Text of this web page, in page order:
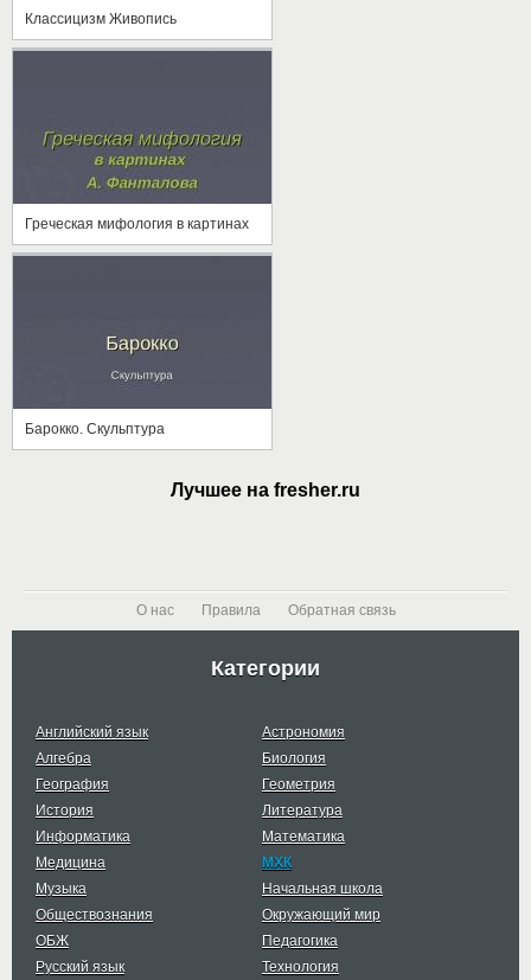
Классицизм Живопись
Греческая мифология в картинах
Барокко. Скульптура
Лучшее на fresher.ru
О нас Правила Обратная связь
Категории
Английский язык
Астрономия
Алгебра
Биология
География
Геометрия
История
Литература
Информатика
Математика
Медицина
МХК
Музыка
Начальная школа
Обществознания
Окружающий мир
ОБЖ
Педагогика
Русский язык
Технология